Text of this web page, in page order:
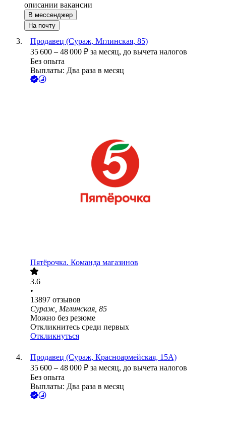
описании вакансии
В мессенджер
На почту
Продавец (Сураж, Мглинская, 85)
35 600 – 48 000 ₽ за месяц, до вычета налогов
Без опыта
Выплаты: Два раза в месяц
Пятёрочка. Команда магазинов
3.6
•
13897 отзывов
Сураж, Мглинская, 85
Можно без резюме
Откликнитесь среди первых
Откликнуться
Продавец (Сураж, Красноармейская, 15А)
35 600 – 48 000 ₽ за месяц, до вычета налогов
Без опыта
Выплаты: Два раза в месяц